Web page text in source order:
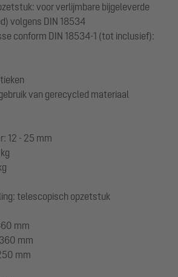
voor verlijmbare bijgeleverde
volgens DIN 18534
conform DIN 18534-1 (tot inclusief):
van gerecycled materiaal
12 - 25 mm
telescopisch opzetstuk
mm
mm
mm